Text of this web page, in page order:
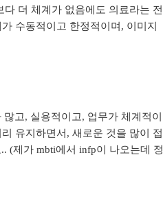
다 더 체계가 없음에도 의료라는 전
수동적이고 한정적이며, 이미지
많고, 실용적이고, 업무가 체계적이
유지하면서, 새로운 것을 많이 접
.. (제가 mbti에서 infp이 나오는데 정